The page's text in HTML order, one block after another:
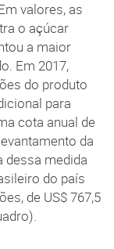
valores, as
o açúcar
a maior
Em 2017,
do produto
para
cota anual de
da
dessa medida
do país
de US$ 767,5